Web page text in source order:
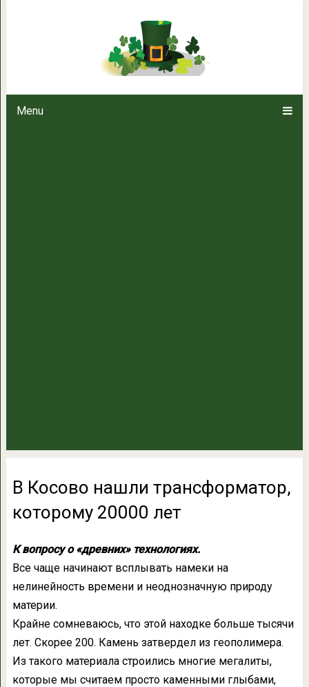
Menu
В Косово нашли
В Косово нашли трансформатор,
которому 20000 лет
К вопросу о «древних» технологиях.
Все чаще начинают всплывать намеки на
нелинейность времени и неоднозначную природу
материи.
Крайне сомневаюсь, что этой находке больше тысячи
лет. Скорее 200. Камень затвердел из геополимера.
Из такого материала строились многие мегалиты,
которые мы считаем просто каменными глыбами,